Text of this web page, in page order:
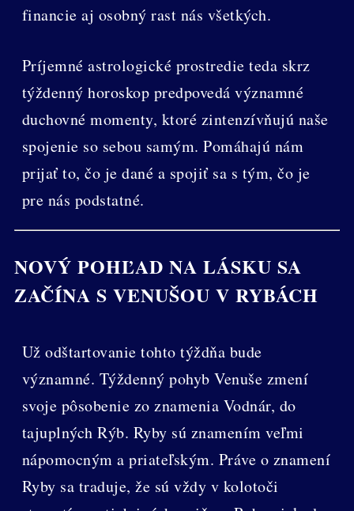
financie aj osobný rast nás všetkých.
Príjemné astrologické prostredie teda skrz
týždenný horoskop predpovedá významné
duchovné momenty, ktoré zintenzívňujú naše
spojenie so sebou samým. Pomáhajú nám
prijať to, čo je dané a spojiť sa s tým, čo je
pre nás podstatné.
NOVÝ POHĽAD NA LÁSKU SA
ZAČÍNA S VENUŠOU V RYBÁCH
Už odštartovanie tohto týždňa bude
významné. Týždenný pohyb Venuše zmení
svoje pôsobenie zo znamenia Vodnár, do
tajuplných Rýb. Ryby sú znamením veľmi
nápomocným a priateľským. Práve o znamení
Ryby sa traduje, že sú vždy v kolotoči